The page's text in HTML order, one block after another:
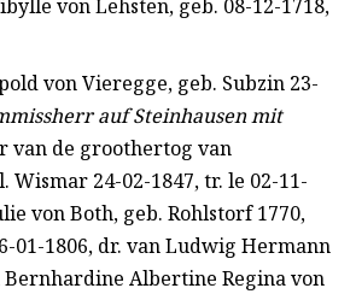
von Lehsten, geb. 08-12-1718,
von Vieregge, geb. Subzin 23-
aufSteinhausen mit
van de groothertog van
Wismar 24-02-1847, tr. le 02-11-
von Both, geb. Rohlstorf 1770,
01-1806, dr. van Ludwig Hermann
Albertine Regina von